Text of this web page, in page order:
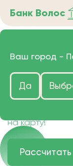
Банк Волос
Продать
Цена зависит
на карту!
Ваш город -
Да